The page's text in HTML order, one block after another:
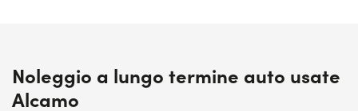
Noleggio a lungo termine auto usate
Alcamo